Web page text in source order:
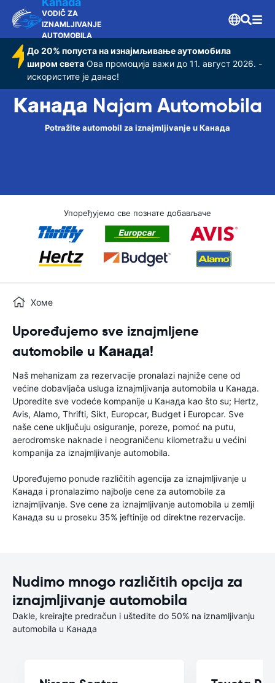
VODIČ ZA
IZNAMLJIVANJE
AUTOMOBILA
До 20% попуста на изнајмљивање аутомобила
широм света Ова промоција важи до 11. август 2026. -
искористите је данас!
Канада Najam Automobila
Potražite automobil za iznajmljivanje u Канада
Упоређујемо све познате добављаче
Хоме
Upoređujemo sve iznajmljene
automobile u Канада!
Naš mehanizam za rezervacije pronalazi najniže cene od
većine dobavljača usluga iznajmljivanja automobila u Канада.
Uporedite sve vodeće kompanije u Канада kao što su; Hertz,
Avis, Alamo, Thrifti, Sikt, Europcar, Budget i Europcar. Sve
naše cene uključuju osiguranje, poreze, pomoć na putu,
aerodromske naknade i neograničenu kilometražu u većini
kompanija za iznajmljivanje automobila.
Upoređujemo ponude različitih agencija za iznajmljivanje u
Канада i pronalazimo najbolje cene za automobile za
iznajmljivanje. Sve cene za iznajmljivanje automobila u zemlji
Канада su u proseku 35% jeftinije od direktne rezervacije.
Nudimo mnogo različitih opcija za
iznajmljivanje automobila
Dakle, kreirajte predračun i uštedite do 50% na iznamljivanju
automobila u Канада